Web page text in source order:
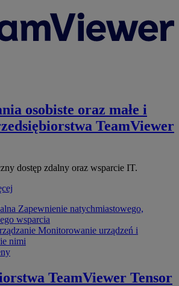
osobiste oraz małe i
TeamViewer
dostęp zdalny oraz wsparcie IT.
Zapewnienie natychmiastowego,
wsparcia
Monitorowanie urządzeń i
nimi
TeamViewer Tensor